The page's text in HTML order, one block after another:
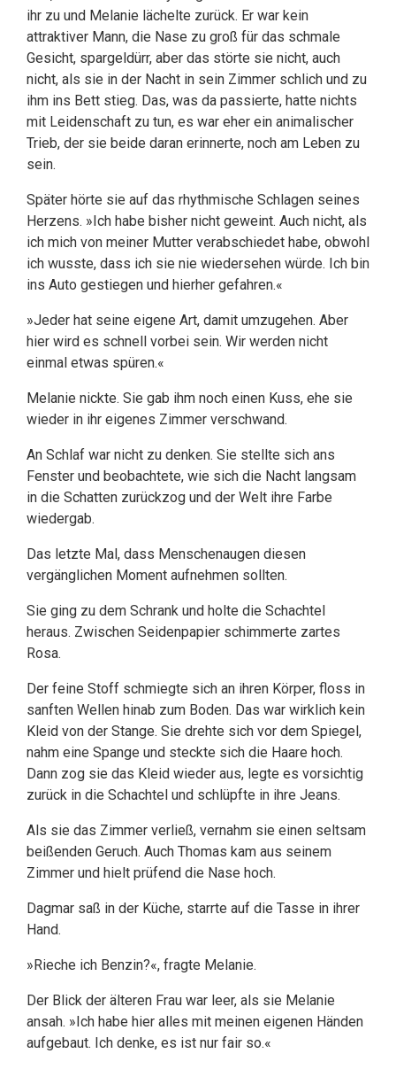
ihr zu und Melanie lächelte zurück. Er war kein
attraktiver Mann, die Nase zu groß für das schmale
Gesicht, spargeldürr, aber das störte sie nicht, auch
nicht, als sie in der Nacht in sein Zimmer schlich und zu
ihm ins Bett stieg. Das, was da passierte, hatte nichts
mit Leidenschaft zu tun, es war eher ein animalischer
Trieb, der sie beide daran erinnerte, noch am Leben zu
sein.
Später hörte sie auf das rhythmische Schlagen seines
Herzens. »Ich habe bisher nicht geweint. Auch nicht, als
ich mich von meiner Mutter verabschiedet habe, obwohl
ich wusste, dass ich sie nie wiedersehen würde. Ich bin
ins Auto gestiegen und hierher gefahren.«
»Jeder hat seine eigene Art, damit umzugehen. Aber
hier wird es schnell vorbei sein. Wir werden nicht
einmal etwas spüren.«
Melanie nickte. Sie gab ihm noch einen Kuss, ehe sie
wieder in ihr eigenes Zimmer verschwand.
An Schlaf war nicht zu denken. Sie stellte sich ans
Fenster und beobachtete, wie sich die Nacht langsam
in die Schatten zurückzog und der Welt ihre Farbe
wiedergab.
Das letzte Mal, dass Menschenaugen diesen
vergänglichen Moment aufnehmen sollten.
Sie ging zu dem Schrank und holte die Schachtel
heraus. Zwischen Seidenpapier schimmerte zartes
Rosa.
Der feine Stoff schmiegte sich an ihren Körper, floss in
sanften Wellen hinab zum Boden. Das war wirklich kein
Kleid von der Stange. Sie drehte sich vor dem Spiegel,
nahm eine Spange und steckte sich die Haare hoch.
Dann zog sie das Kleid wieder aus, legte es vorsichtig
zurück in die Schachtel und schlüpfte in ihre Jeans.
Als sie das Zimmer verließ, vernahm sie einen seltsam
beißenden Geruch. Auch Thomas kam aus seinem
Zimmer und hielt prüfend die Nase hoch.
Dagmar saß in der Küche, starrte auf die Tasse in ihrer
Hand.
»Rieche ich Benzin?«, fragte Melanie.
Der Blick der älteren Frau war leer, als sie Melanie
ansah. »Ich habe hier alles mit meinen eigenen Händen
aufgebaut. Ich denke, es ist nur fair so.«